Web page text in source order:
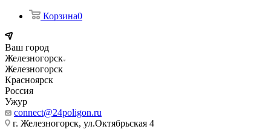
Корзина0
Ваш город
Железногорск
Железногорск
Красноярск
Россия
Ужур
connect@24poligon.ru
г. Железногорск, ул.Октябрьская 4